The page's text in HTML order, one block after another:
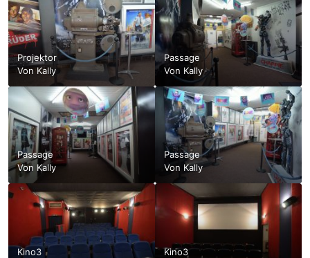
Projektor
VonKally
Passage
Von Kally
Passage
Von Kally
Passage
Von Kally
Kino3
Kino3